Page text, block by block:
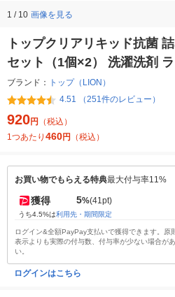
1 / 10 画像を見る
トップクリアリキッド抗菌
セット（1個×2） 洗濯洗剤
ブランド：
トップ（LION）
4.51 （251件のレビュー）
920円
（税込）
1つあたり 460円 （税込）
お買い物でもらえる特典最大付与率11%
獲得 5%(41pt)
うち4.5%は利用先・期間限定
ログイン&全額PayPay支払いで獲得できます。原
表示よりも実際の付与数、付与率が少ない場合が
い。
ログインはこちら